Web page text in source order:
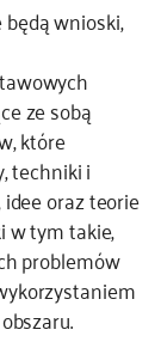
wnioski,
ze sobą
które
techniki i
oraz teorie
w tym takie,
problemów